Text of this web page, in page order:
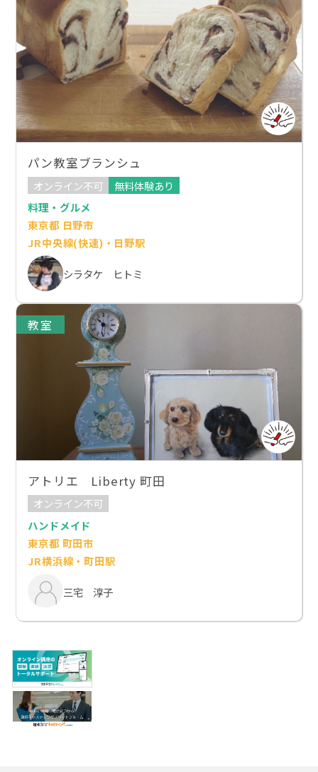
パン教室ブランシュ
オンライン不可
無料体験あり
料理・グルメ
東京都 日野市
JR中央線(快速)・日野駅
シラタケ ヒトミ
教室
アトリエ Liberty 町田
オンライン不可
ハンドメイド
東京都 町田市
JR横浜線・町田駅
三宅 淳子